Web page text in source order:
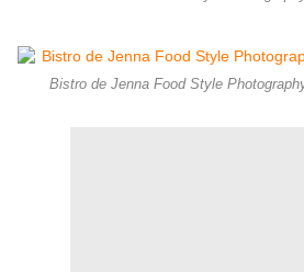
Bistro de Jenna Food Style